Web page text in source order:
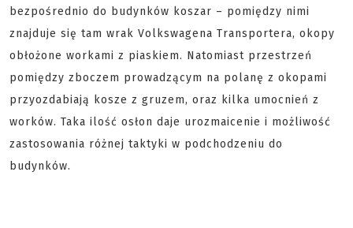
bezpośrednio do budynków koszar – pomiędzy nimi
znajduje się tam wrak Volkswagena Transportera, okopy
obłożone workami z piaskiem. Natomiast przestrzeń
pomiędzy zboczem prowadzącym na polanę z okopami
przyozdabiają kosze z gruzem, oraz kilka umocnień z
worków. Taka ilość osłon daje urozmaicenie i możliwość
zastosowania różnej taktyki w podchodzeniu do
budynków.